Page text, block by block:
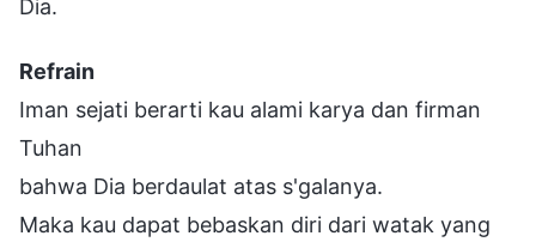
Dia.
Refrain
Iman sejati berarti kau alami karya dan firman
Tuhan
bahwa Dia berdaulat atas s'galanya.
Maka kau dapat bebaskan diri dari watak yang